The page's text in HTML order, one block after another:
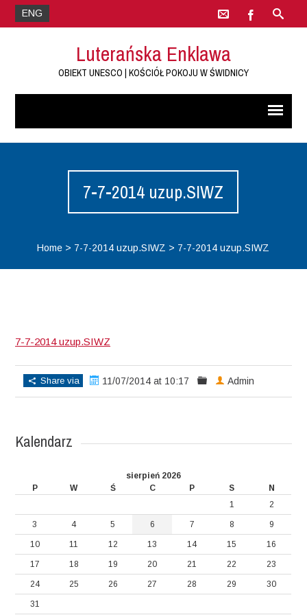
ENG
Luterańska Enklawa
OBIEKT UNESCO | KOŚCIÓŁ POKOJU W ŚWIDNICY
7-7-2014 uzup.SIWZ
Home > 7-7-2014 uzup.SIWZ > 7-7-2014 uzup.SIWZ
7-7-2014 uzup.SIWZ
Share via 11/07/2014 at 10:17 Admin
Kalendarz
sierpień 2026
P
W Ś C P S
N
1
2
3 4 5 6 7 8 9
10 11 12 13 14 15 16
17 18 19 20 21 22 23
24 25 26 27 28 29 30
31